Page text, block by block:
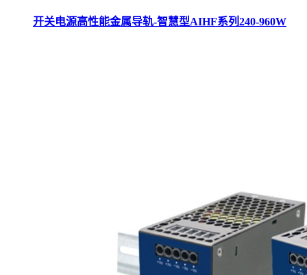
开关电源高性能金属导轨-智慧型AIHF系列240-960W